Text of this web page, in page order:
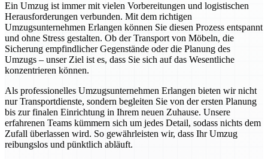
Ein Umzug ist immer mit vielen Vorbereitungen und logistischen
Herausforderungen verbunden. Mit dem richtigen
Umzugsunternehmen Erlangen können Sie diesen Prozess entspannt
und ohne Stress gestalten. Ob der Transport von Möbeln, die
Sicherung empfindlicher Gegenstände oder die Planung des
Umzugs – unser Ziel ist es, dass Sie sich auf das Wesentliche
konzentrieren können.
Als professionelles Umzugsunternehmen Erlangen bieten wir nicht
nur Transportdienste, sondern begleiten Sie von der ersten Planung
bis zur finalen Einrichtung in Ihrem neuen Zuhause. Unsere
erfahrenen Teams kümmern sich um jedes Detail, sodass nichts dem
Zufall überlassen wird. So gewährleisten wir, dass Ihr Umzug
reibungslos und pünktlich abläuft.